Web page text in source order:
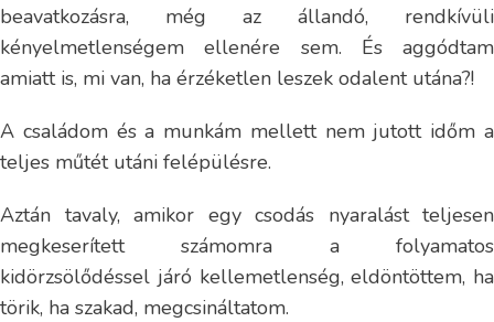
beavatkozásra, még az állandó, rendkívüli
kényelmetlenségem ellenére sem. És aggódtam
amiatt is, mi van, ha érzéketlen leszek odalent utána?!
A családom és a munkám mellett nem jutott időm a
teljes műtét utáni felépülésre.
Aztán tavaly, amikor egy csodás nyaralást teljesen
megkeserített számomra a folyamatos
kidörzsölődéssel járó kellemetlenség, eldöntöttem, ha
törik, ha szakad, megcsináltatom.